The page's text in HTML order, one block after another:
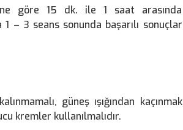
göre 15 dk. ile 1 saat arasında
– 3 seans sonunda başarılı sonuçlar
güneş ışığından kaçınmak
kremler kullanılmalıdır.